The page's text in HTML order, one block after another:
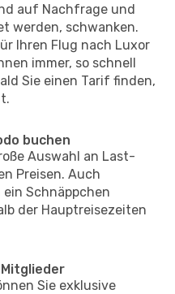
auf Nachfrage und
werden, schwanken.
Ihren Flug nach Luxor
immer, so schnell
Sie einen Tarif finden,
buchen
Auswahl an Last-
Preisen. Auch
Schnäppchen
der Hauptreisezeiten
Sie exklusive